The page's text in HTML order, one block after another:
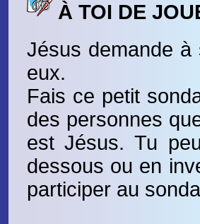
À TOI DE
Jésus demande à
eux.
Fais ce petit
des personnes
est Jésus. Tu
dessous ou en
participer au